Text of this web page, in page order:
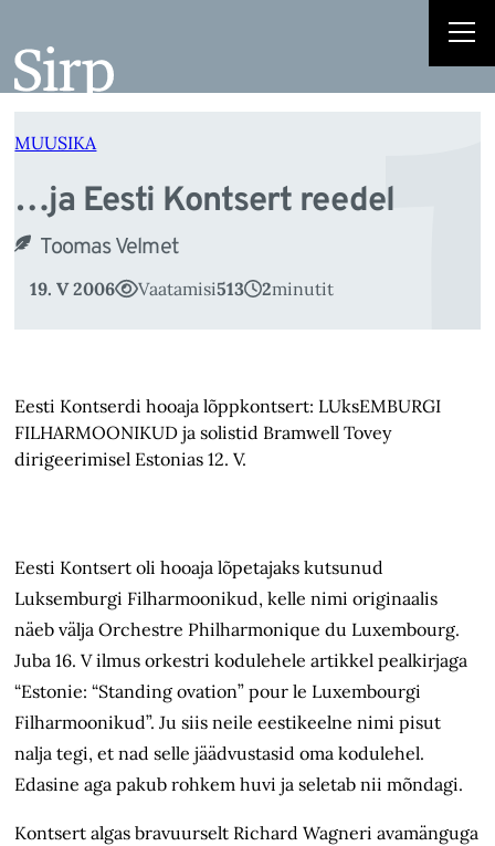
juurde
MUUSIKA
…ja Eesti Kontsert reedel
Toomas Velmet
19. V 2006 Vaatamisi513 2minutit
Eesti Kontserdi hooaja lõppkontsert: LUksEMBURGI
FILHARMOONIKUD ja solistid Bramwell Tovey
dirigeerimisel Estonias 12. V.
Eesti Kontsert oli hooaja lõpetajaks kutsunud
Luksemburgi Filharmoonikud, kelle nimi originaalis
näeb välja Orchestre Philharmonique du Luxembourg.
Juba 16. V ilmus orkestri kodulehele artikkel pealkirjaga
“Estonie: “Standing ovation” pour le Luxembourgi
Filharmoonikud”. Ju siis neile eestikeelne nimi pisut
nalja tegi, et nad selle jäädvustasid oma kodulehel.
Edasine aga pakub rohkem huvi ja seletab nii mõndagi.
Kontsert algas bravuurselt Richard Wagneri avamänguga